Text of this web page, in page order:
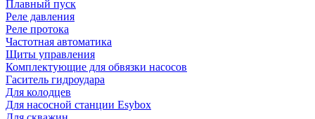
Плавный пуск
Реле давления
Реле протока
Частотная автоматика
Щиты управления
Комплектующие для обвязки насосов
Гаситель гидроудара
Для колодцев
Для насосной станции Esybox